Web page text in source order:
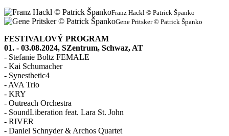
Franz Hackl © Patrick Španko
Gene Pritsker © Patrick Španko
FESTIVALOVÝ PROGRAM
01. - 03.08.2024, SZentrum, Schwaz, AT
- Stefanie Boltz FEMALE
- Kai Schumacher
- Synesthetic4
- AVA Trio
- KRY
- Outreach Orchestra
- SoundLiberation feat. Lara St. John
- RIVER
- Daniel Schnyder & Archos Quartet